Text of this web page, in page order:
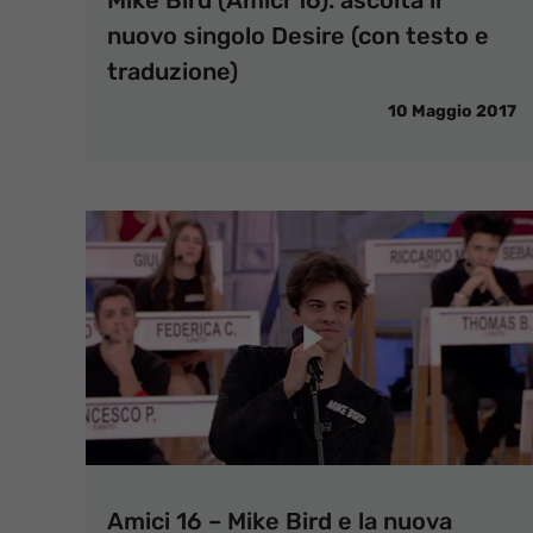
nuovo singolo Desire (con testo e
traduzione)
10 Maggio 2017
Amici 16 – Mike Bird e la nuova